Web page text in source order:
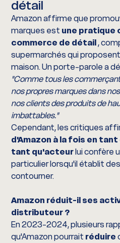
détail
Amazon affirme que
marques est une pratique
commerce de détail,
supermarchés qui
maison. Un porte-parole a
"Comme tous les
nos propres marques dans
nos clients des produits de
imbattables."
Cependant, les critiques
d'Amazon à la fois en
tant qu'acteurlui confère
particulier lorsqu'il établit
contourner.
Amazon réduit-il ses
distributeur ?
En 2023-2024, plusieurs
qu'Amazon pourrait réduire